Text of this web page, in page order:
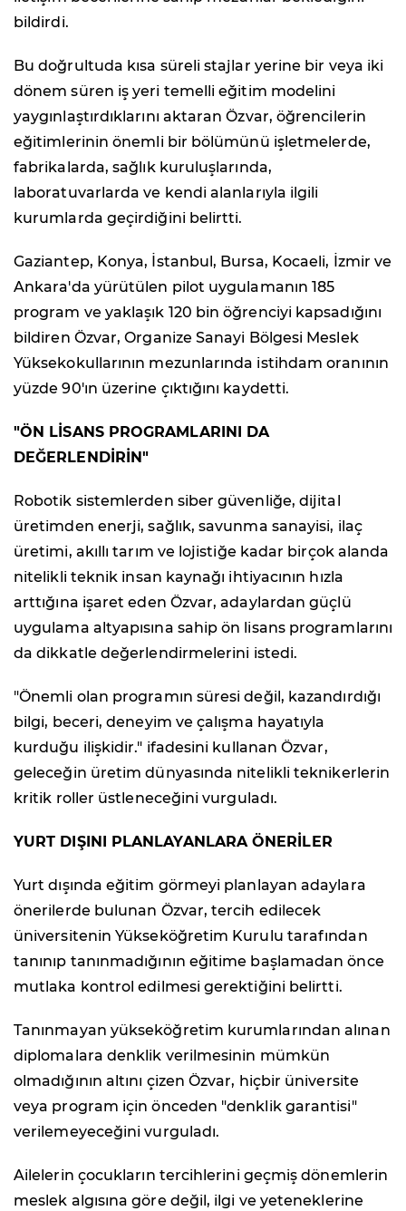
bildirdi.
Bu doğrultuda kısa süreli stajlar yerine bir veya iki
dönem süren iş yeri temelli eğitim modelini
yaygınlaştırdıklarını aktaran Özvar, öğrencilerin
eğitimlerinin önemli bir bölümünü işletmelerde,
fabrikalarda, sağlık kuruluşlarında,
laboratuvarlarda ve kendi alanlarıyla ilgili
kurumlarda geçirdiğini belirtti.
Gaziantep, Konya, İstanbul, Bursa, Kocaeli, İzmir ve
Ankara'da yürütülen pilot uygulamanın 185
program ve yaklaşık 120 bin öğrenciyi kapsadığını
bildiren Özvar, Organize Sanayi Bölgesi Meslek
Yüksekokullarının mezunlarında istihdam oranının
yüzde 90'ın üzerine çıktığını kaydetti.
"ÖN LİSANS PROGRAMLARINI DA
DEĞERLENDİRİN"
Robotik sistemlerden siber güvenliğe, dijital
üretimden enerji, sağlık, savunma sanayisi, ilaç
üretimi, akıllı tarım ve lojistiğe kadar birçok alanda
nitelikli teknik insan kaynağı ihtiyacının hızla
arttığına işaret eden Özvar, adaylardan güçlü
uygulama altyapısına sahip ön lisans programlarını
da dikkatle değerlendirmelerini istedi.
"Önemli olan programın süresi değil, kazandırdığı
bilgi, beceri, deneyim ve çalışma hayatıyla
kurduğu ilişkidir." ifadesini kullanan Özvar,
geleceğin üretim dünyasında nitelikli teknikerlerin
kritik roller üstleneceğini vurguladı.
YURT DIŞINI PLANLAYANLARA ÖNERİLER
Yurt dışında eğitim görmeyi planlayan adaylara
önerilerde bulunan Özvar, tercih edilecek
üniversitenin Yükseköğretim Kurulu tarafından
tanınıp tanınmadığının eğitime başlamadan önce
mutlaka kontrol edilmesi gerektiğini belirtti.
Tanınmayan yükseköğretim kurumlarından alınan
diplomalara denklik verilmesinin mümkün
olmadığının altını çizen Özvar, hiçbir üniversite
veya program için önceden "denklik garantisi"
verilemeyeceğini vurguladı.
Ailelerin çocukların tercihlerini geçmiş dönemlerin
meslek algısına göre değil, ilgi ve yeteneklerine